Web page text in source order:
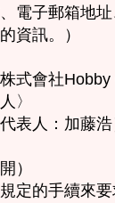
電子郵箱地
資訊。）
式會社
〉
表人：加藤
）
定的手續來